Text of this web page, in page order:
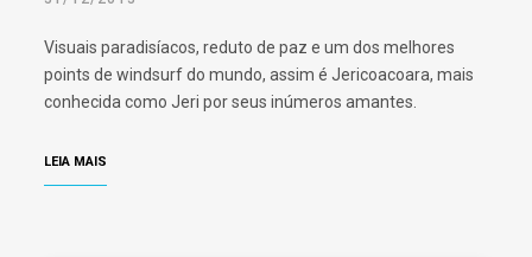
Visuais paradisíacos, reduto de paz e um dos melhores
points de windsurf do mundo, assim é Jericoacoara, mais
conhecida como Jeri por seus inúmeros amantes.
LEIA MAIS